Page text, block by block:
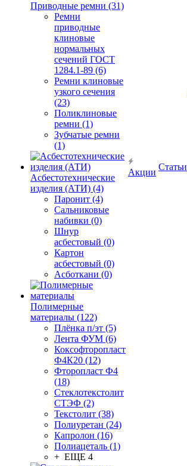
Приводные ремни (31)
Ремни
приводные
клиновые
нормальных
сечений ГОСТ
1284.1-89 (6)
Ремни клиновые
узкого сечения
(23)
Поликлиновые
ремни (1)
Зубчатые ремни
(1)
Асбестотехнические
изделия (АТИ) (4)
Паронит (4)
Сальниковые
набивки (0)
Шнур
асбестовый (0)
Картон
асбестовый (0)
Асботкани (0)
Полимерные
материалы (122)
Плёнка п/эт (5)
Лента ФУМ (6)
Коксофторопласт
Ф4К20 (12)
Фторопласт Ф4
(18)
Стеклотекстолит
СТЭФ (2)
Текстолит (38)
Полиуретан (24)
Капролон (16)
Полиацеталь (1)
+ ЕЩЕ 4
Акции
Статьи